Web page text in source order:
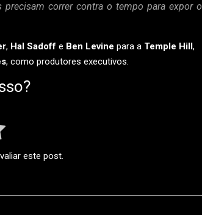
correr contra o tempo para expor o
, Hal Sadoff e Ben Levine para a Temple Hill,
, como produtores executivos.
este post.